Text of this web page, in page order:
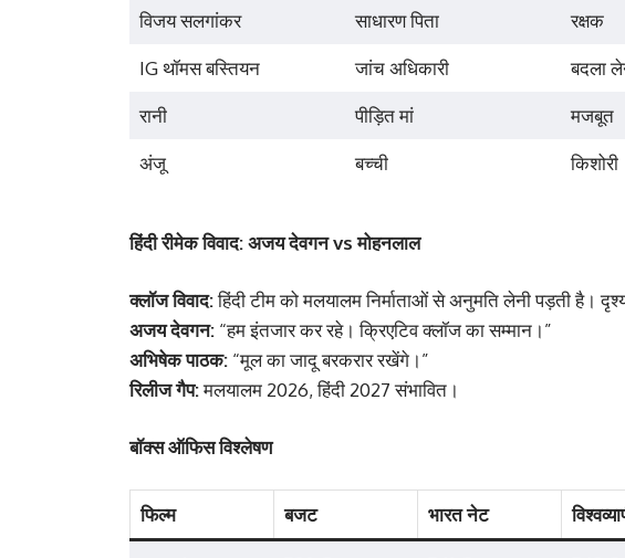
विजय सलगांकर साधारण पिता रक्षक
IG थॉमस बस्तियन जांच अधिकारी बदला
रानी पीड़ित मां मजबूत
अंजू बच्ची किशोरी
हिंदी रीमेक विवाद: अजय देवगन vs मोहनलाल
क्लॉज विवाद:हिंदी टीम को मलयालम निर्माताओं से अनुमति लेनी पड़ती है।
अजय देवगन: “हम इंतजार कर रहे। क्रिएटिव क्लॉज का सम्मान।”
अभिषेक पाठक: “मूल का जादू बरकरार रखेंगे।”
रिलीज गैप:मलयालम 2026, हिंदी 2027 संभावित।
बॉक्स ऑफिस विश्लेषण
फिल्म बजट भारत नेट